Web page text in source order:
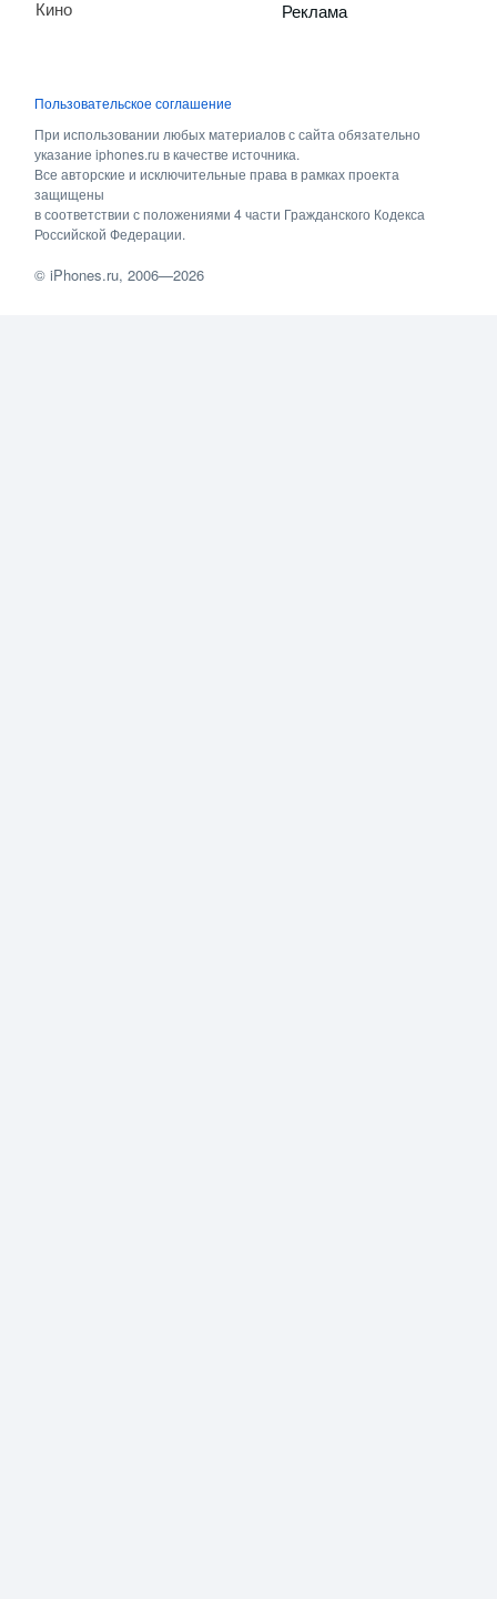
Кино
Реклама
Пользовательское соглашение
При использовании любых материалов с сайта обязательно
указание iphones.ru в качестве источника.
Все авторские и исключительные права в рамках проекта
защищены
в соответствии с положениями 4 части Гражданского Кодекса
Российской Федерации.
©iPhones.ru, 2006—2026